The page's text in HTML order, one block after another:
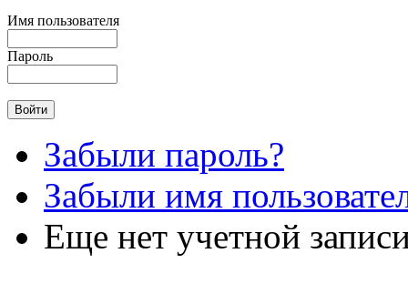
Имя пользователя
Пароль
Забыли пароль?
Забыли имя
Еще нет учетной